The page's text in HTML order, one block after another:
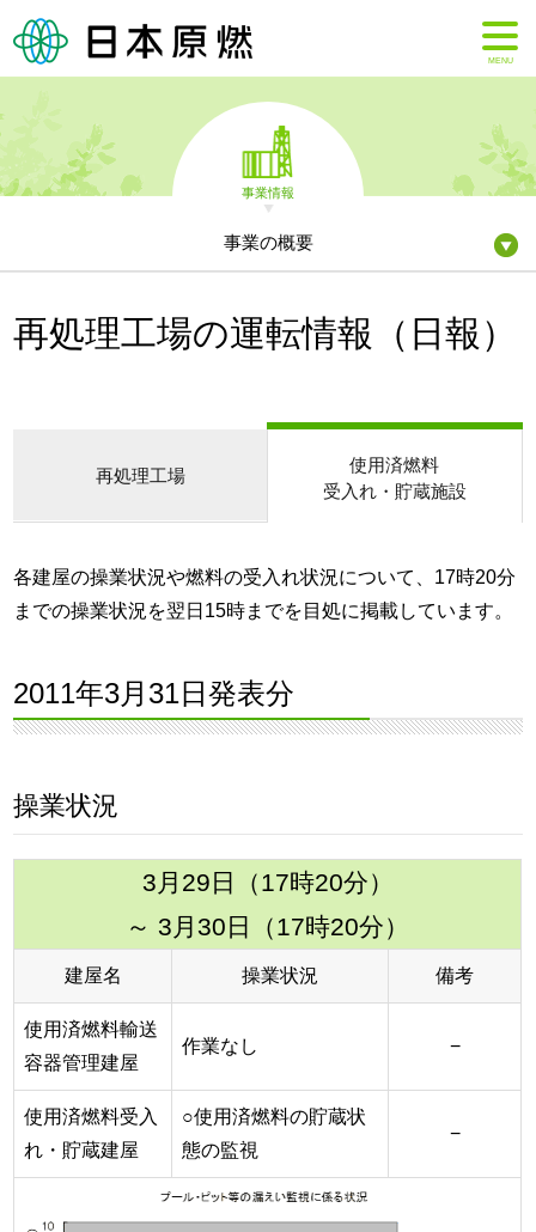
MENU
事業情報
事業の概要
再処理工場の運転情報（日報）
再処理工場
使用済燃料
受入れ・貯蔵施設
各建屋の操業状況や燃料の受入れ状況について、17時20分
までの操業状況を翌日15時までを目処に掲載しています。
2011年3月31日発表分
操業状況
3月29日（17時20分）
～ 3月30日（17時20分）
建屋名 操業状況 備考
使用済燃料輸送
容器管理建屋
作業なし −
使用済燃料受入
れ・貯蔵建屋
○使用済燃料の貯蔵状
態の監視
−